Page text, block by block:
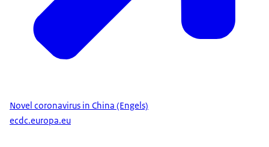
Novel coronavirus in China (Engels)
ecdc.europa.eu